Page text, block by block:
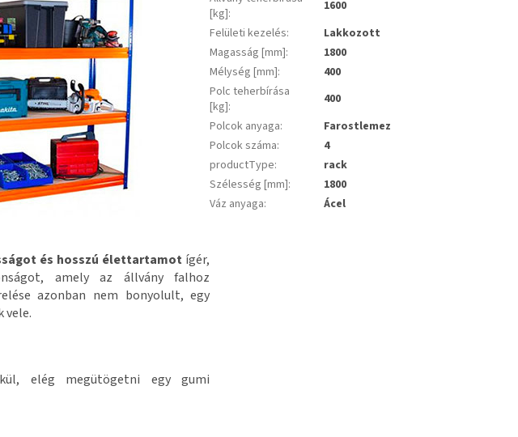
és hosszú élettartamot ígér,
amely az állvány falhoz
azonban nem bonyolult, egy
vele.
elég megütögetni egy gumi
[kg]:
1600
Felületi kezelés:
Lakkozott
Magasság [mm]:
1800
Mélység [mm]:
400
Polc teherbírása
[kg]:
400
Polcok anyaga:
Farostlemez
Polcok száma:
4
productType:
rack
Szélesség [mm]:
1800
Váz anyaga: Ácel